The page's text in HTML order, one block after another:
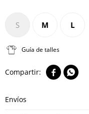
S M L
Guía de talles
 
Envíos